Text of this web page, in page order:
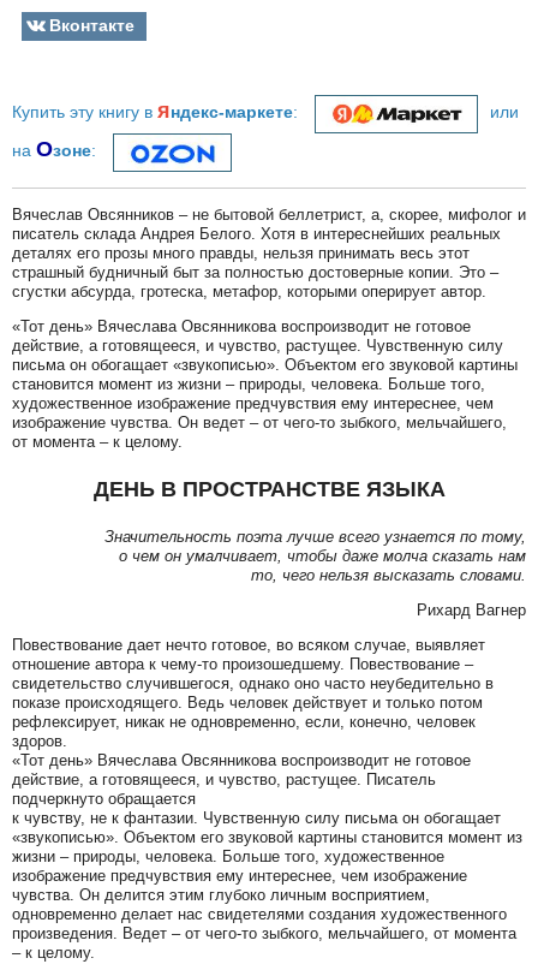
Вконтакте
Купить эту книгу в яндекс-маркете: или
на Озоне:
Вячеслав Овсянников – не бытовой беллетрист, а, скорее, мифолог и
писатель склада Андрея Белого. Хотя в интереснейших реальных
деталях его прозы много правды, нельзя принимать весь этот
страшный будничный быт за полностью достоверные копии. Это –
сгустки абсурда, гротеска, метафор, которыми оперирует автор.
«Тот день» Вячеслава Овсянникова воспроизводит не готовое
действие, а готовящееся, и чувство, растущее. Чувственную силу
письма он обогащает «звукописью». Объектом его звуковой картины
становится момент из жизни – природы, человека. Больше того,
художественное изображение предчувствия ему интереснее, чем
изображение чувства. Он ведет – от чего-то зыбкого, мельчайшего,
от момента – к целому.
ДЕНЬ В ПРОСТРАНСТВЕ ЯЗЫКА
Значительность поэта лучше всего узнается по тому,
о чем он умалчивает, чтобы даже молча сказать нам
то, чего нельзя высказать словами.
Рихард Вагнер
Повествование дает нечто готовое, во всяком случае, выявляет
отношение автора к чему-то произошедшему. Повествование –
свидетельство случившегося, однако оно часто неубедительно в
показе происходящего. Ведь человек действует и только потом
рефлексирует, никак не одновременно, если, конечно, человек
здоров.
«Тот день» Вячеслава Овсянникова воспроизводит не готовое
действие, а готовящееся, и чувство, растущее. Писатель
подчеркнуто обращается
к чувству, не к фантазии. Чувственную силу письма он обогащает
«звукописью». Объектом его звуковой картины становится момент из
жизни – природы, человека. Больше того, художественное
изображение предчувствия ему интереснее, чем изображение
чувства. Он делится этим глубоко личным восприятием,
одновременно делает нас свидетелями создания художественного
произведения. Ведет – от чего-то зыбкого, мельчайшего, от момента
– к целому.